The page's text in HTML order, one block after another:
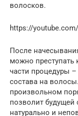
волосков.
https://
После
можно преступать
части процедуры
состава на
произвольном
позволит будущей
натурально и